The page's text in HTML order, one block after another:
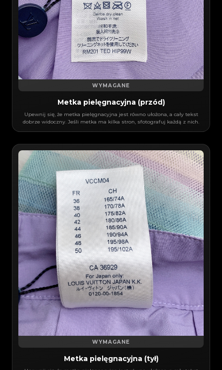
WYMAGANE
Metka pielęgnacyjna (przód)
Upewnij się, że metka pielęgnacyjna jest równo ułożona, a cały tekst
dobrze widoczny. Jeśli metka ma kilka stron, sfotografuj każdą z nich.
WYMAGANE
Metka pielęgnacyjna (tył)